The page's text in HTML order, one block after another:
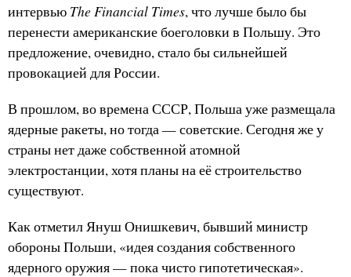
интервью The Financial Times, что лучше было бы
перенести американские боеголовки в Польшу. Это
предложение, очевидно, стало бы сильнейшей
провокацией для России.
В прошлом, во времена СССР, Польша уже размещала
ядерные ракеты, но тогда — советские. Сегодня же у
страны нет даже собственной атомной
электростанции, хотя планы на её строительство
существуют.
Как отметил Януш Онишкевич, бывший министр
обороны Польши, «идея создания собственного
ядерного оружия — пока чисто гипотетическая».